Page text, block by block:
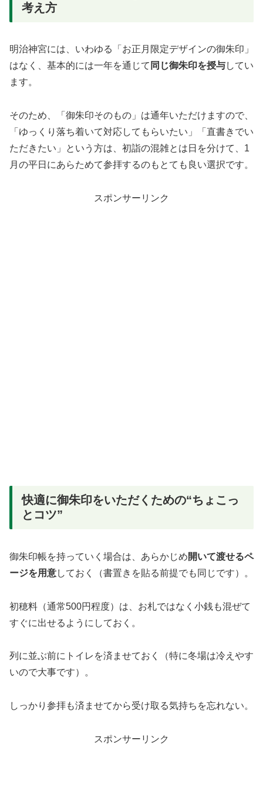
考え方
明治神宮には、いわゆる「お正月限定デザインの御朱印」
はなく、基本的には一年を通じて 同じ御朱印を授与してい
ます。
そのため、「御朱印そのもの」は通年いただけますので、
「ゆっくり落ち着いて対応してもらいたい」「直書きでい
ただきたい」という方は、初詣の混雑とは日を分けて、1
月の平日にあらためて参拝するのもとても良い選択です。
スポンサーリンク
快適に御朱印をいただくための“ちょこっ
とコツ”
御朱印帳を持っていく場合は、あらかじめ開いて渡せるペ
ージを用意しておく（書置きを貼る前提でも同じです）。
初穂料（通常500円程度）は、お札ではなく小銭も混ぜて
すぐに出せるようにしておく。
列に並ぶ前にトイレを済ませておく（特に冬場は冷えやす
いので大事です）。
しっかり参拝も済ませてから受け取る気持ちを忘れない。
スポンサーリンク